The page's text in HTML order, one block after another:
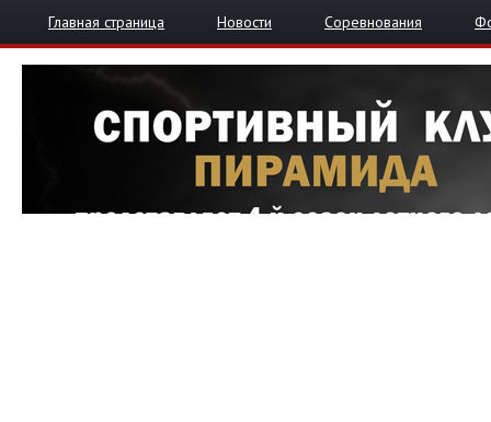
Главная страница Новости Соревнования